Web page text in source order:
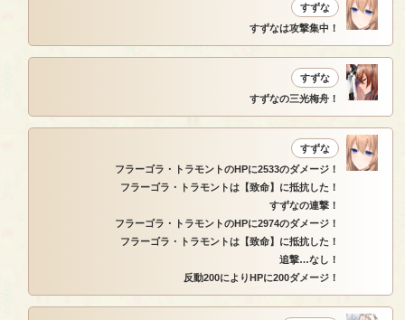
すずな
すずなは攻撃集中！
すずな
すずなの三光梅舟！
すずな
フラーゴラ・トラモントのHPに2533のダメージ！
フラーゴラ・トラモントは【致命】に抵抗した！
すずなの連撃！
フラーゴラ・トラモントのHPに2974のダメージ！
フラーゴラ・トラモントは【致命】に抵抗した！
追撃…なし！
反動200によりHPに200ダメージ！